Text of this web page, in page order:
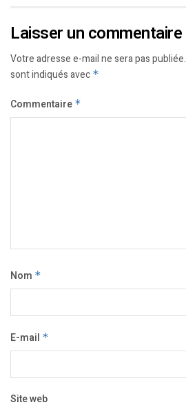
Laisser un commentaire
Votre adresse e-mail ne sera pas publiée.
sont indiqués avec *
Commentaire *
Nom *
E-mail *
Site web